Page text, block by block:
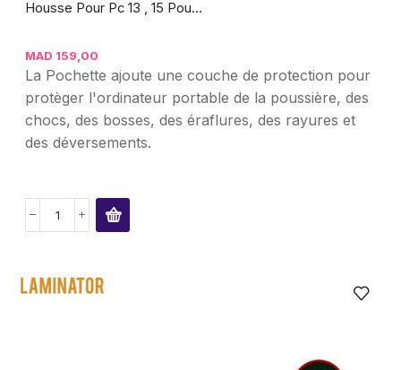
Housse Pour Pc 13 , 15 Pou...
MAD 159,00
La Pochette ajoute une couche de protection pour
protèger l'ordinateur portable de la poussière, des
chocs, des bosses, des éraflures, des rayures et
des déversements.